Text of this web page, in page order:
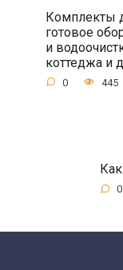
Комплекты
готовое
и
коттеджа и
0 445
0